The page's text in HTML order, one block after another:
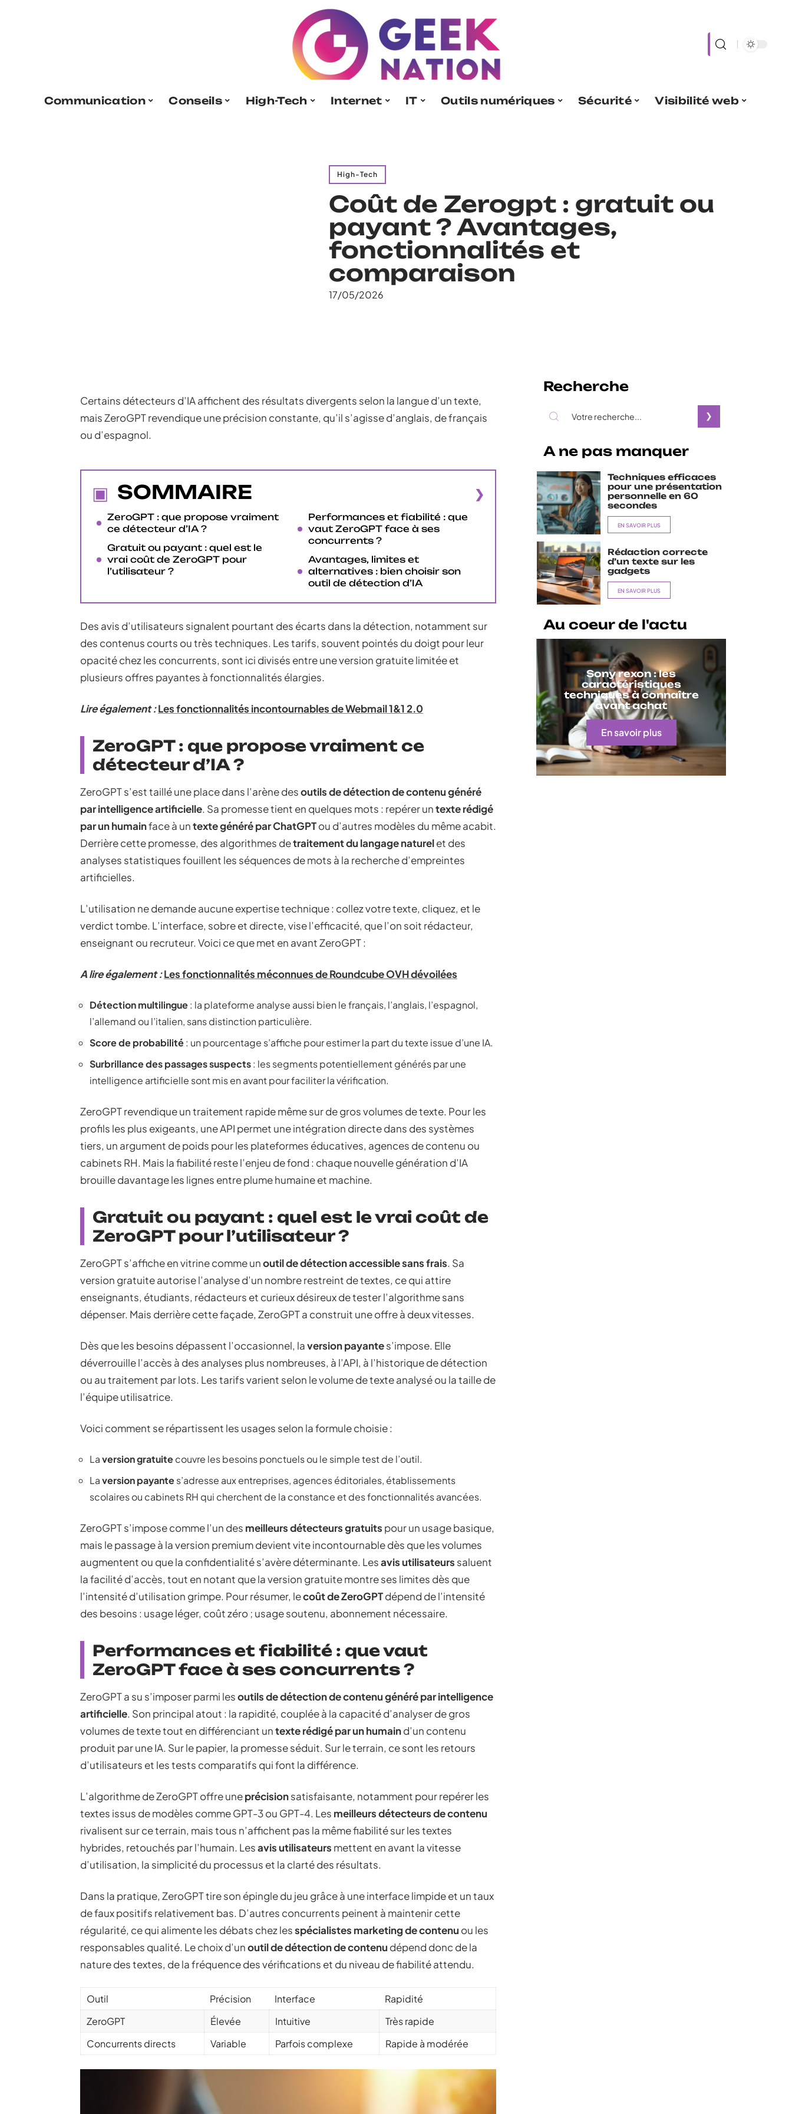
Communication Conseils High-Tech Internet IT Outils numériques Sécurité Visibilité web
High-Tech
Coût de Zerogpt : gratuit ou
payant ? Avantages,
fonctionnalités et
comparaison
17/05/2026
Certains détecteurs d’IA affichent des résultats divergents selon la langue d’un texte,
mais ZeroGPT revendique une précision constante, qu’il s’agisse d’anglais, de français
ou d’espagnol.
SOMMAIRE
ZeroGPT : que propose vraiment
ce détecteur d’IA ?
Gratuit ou payant : quel est le
vrai coût de ZeroGPT pour
l’utilisateur ?
Performances et fiabilité : que
vaut ZeroGPT face à ses
concurrents ?
Avantages, limites et
alternatives : bien choisir son
outil de détection d’IA
Des avis d’utilisateurs signalent pourtant des écarts dans la détection, notamment sur
des contenus courts ou très techniques. Les tarifs, souvent pointés du doigt pour leur
opacité chez les concurrents, sont ici divisés entre une version gratuite limitée et
plusieurs offres payantes à fonctionnalités élargies.
Lire également :Les fonctionnalités incontournables de Webmail 1&1 2.0
ZeroGPT : que propose vraiment ce
détecteur d’IA ?
ZeroGPT s’est taillé une place dans l’arène desoutils de détection de contenu généré
par intelligence artificielle. Sa promesse tient en quelques mots : repérer untexte rédigé
par un humainface à untexte généré par ChatGPTou d’autres modèles du même acabit.
Derrière cette promesse, des algorithmes detraitement du langage naturelet des
analyses statistiques fouillent les séquences de mots à la recherche d’empreintes
artificielles.
L’utilisation ne demande aucune expertise technique : collez votre texte, cliquez, et le
verdict tombe. L’interface, sobre et directe, vise l’efficacité, que l’on soit rédacteur,
enseignant ou recruteur. Voici ce que met en avant ZeroGPT :
A lire également :Les fonctionnalités méconnues de Roundcube OVH dévoilées
Détection multilingue: la plateforme analyse aussi bien le français, l’anglais, l’espagnol,
l’allemand ou l’italien, sans distinction particulière.
Score de probabilité: un pourcentage s’affiche pour estimer la part du texte issue d’une IA.
Surbrillance des passages suspects: les segments potentiellement générés par une
intelligence artificielle sont mis en avant pour faciliter la vérification.
ZeroGPT revendique un traitement rapide même sur de gros volumes de texte. Pour les
profils les plus exigeants, une API permet une intégration directe dans des systèmes
tiers, un argument de poids pour les plateformes éducatives, agences de contenu ou
cabinets RH. Mais la fiabilité reste l’enjeu de fond : chaque nouvelle génération d’IA
brouille davantage les lignes entre plume humaine et machine.
Gratuit ou payant : quel est le vrai coût de
ZeroGPT pour l’utilisateur ?
ZeroGPT s’affiche en vitrine comme unoutil de détection accessible sans frais. Sa
version gratuite autorise l’analyse d’un nombre restreint de textes, ce qui attire
enseignants, étudiants, rédacteurs et curieux désireux de tester l’algorithme sans
dépenser. Mais derrière cette façade, ZeroGPT a construit une offre à deux vitesses.
Dès que les besoins dépassent l’occasionnel, laversion payantes’impose. Elle
déverrouille l’accès à des analyses plus nombreuses, à l’API, à l’historique de détection
ou au traitement par lots. Les tarifs varient selon le volume de texte analysé ou la taille de
l’équipe utilisatrice.
Voici comment se répartissent les usages selon la formule choisie :
Laversion gratuitecouvre les besoins ponctuels ou le simple test de l’outil.
Laversion payantes’adresse aux entreprises, agences éditoriales, établissements
scolaires ou cabinets RH qui cherchent de la constance et des fonctionnalités avancées.
ZeroGPT s’impose comme l’un des meilleurs détecteurs gratuits pour un usage basique,
mais le passage à la version premium devient vite incontournable dès que les volumes
augmentent ou que la confidentialité s’avère déterminante. Lesavis utilisateurs saluent
la facilité d’accès, tout en notant que la version gratuite montre ses limites dès que
l’intensité d’utilisation grimpe. Pour résumer, lecoût de ZeroGPTdépend de l’intensité
des besoins : usage léger, coût zéro ; usage soutenu, abonnement nécessaire.
Performances et fiabilité : que vaut
ZeroGPT face à ses concurrents ?
ZeroGPT a su s’imposer parmi lesoutils de détection de contenu généré par intelligence
artificielle. Son principal atout : la rapidité, couplée à la capacité d’analyser de gros
volumes de texte tout en différenciant untexte rédigé par un humaind’un contenu
produit par une IA. Sur le papier, la promesse séduit. Sur le terrain, ce sont les retours
d’utilisateurs et les tests comparatifs qui font la différence.
L’algorithme de ZeroGPT offre uneprécisionsatisfaisante, notamment pour repérer les
textes issus de modèles comme GPT-3 ou GPT-4. Les meilleurs détecteurs de contenu
rivalisent sur ce terrain, mais tous n’affichent pas la même fiabilité sur les textes
hybrides, retouchés par l’humain. Lesavis utilisateurs mettent en avant la vitesse
d’utilisation, la simplicité du processus et la clarté des résultats.
Dans la pratique, ZeroGPT tire son épingle du jeu grâce à une interface limpide et un taux
de faux positifs relativement bas. D’autres concurrents peinent à maintenir cette
régularité, ce qui alimente les débats chez lesspécialistes marketing de contenu ou les
responsables qualité. Le choix d’unoutil de détection de contenu dépend donc de la
nature des textes, de la fréquence des vérifications et du niveau de fiabilité attendu.
Outil Précision Interface
Rapidité
ZeroGPT
Élevée Intuitive
Très rapide
Concurrents directs
Variable Parfois complexe Rapide à modérée
Recherche
A ne pas manquer
Techniques efficaces
pour une présentation
personnelle en 60
secondes
EN SAVOIR PLUS
Rédaction correcte
d’un texte sur les
gadgets
EN SAVOIR PLUS
Au coeur de l'actu
Sony rexon : les
caractéristiques
techniques à connaître
avant achat
En savoir plus